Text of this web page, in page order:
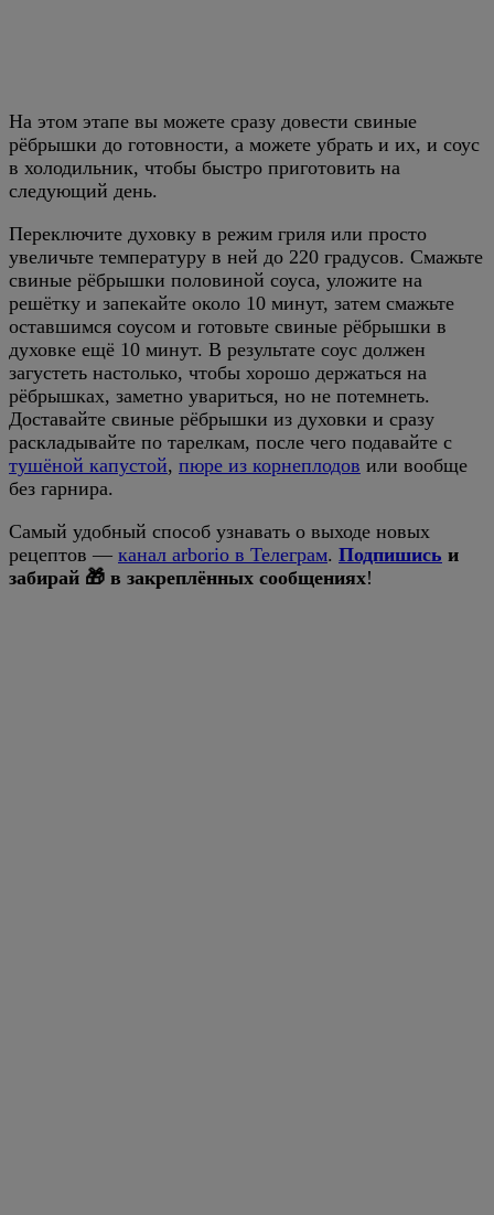
На этом этапе вы можете сразу довести свиные
рёбрышки до готовности, а можете убрать и их, и соус
в холодильник, чтобы быстро приготовить на
следующий день.
Переключите духовку в режим гриля или просто
увеличьте температуру в ней до 220 градусов. Смажьте
свиные рёбрышки половиной соуса, уложите на
решётку и запекайте около 10 минут, затем смажьте
оставшимся соусом и готовьте свиные рёбрышки в
духовке ещё 10 минут. В результате соус должен
загустеть настолько, чтобы хорошо держаться на
рёбрышках, заметно увариться, но не потемнеть.
Доставайте свиные рёбрышки из духовки и сразу
раскладывайте по тарелкам, после чего подавайте с
тушёной капустой, пюре из корнеплодов или вообще
без гарнира.
Самый удобный способ узнавать о выходе новых
рецептов — канал arborio в Телеграм. Подпишись и
забирай 🎁 в закреплённых сообщениях!